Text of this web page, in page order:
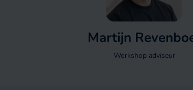
Martijn
Workshop adviseur